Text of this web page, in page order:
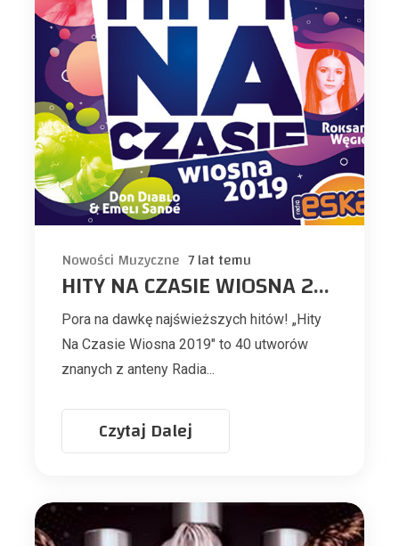
Nowości Muzyczne 7 lat temu
HITY NA CZASIE WIOSNA 2019
Pora na dawkę najświeższych hitów! „Hity
Na Czasie Wiosna 2019" to 40 utworów
znanych z anteny Radia...
Czytaj Dalej